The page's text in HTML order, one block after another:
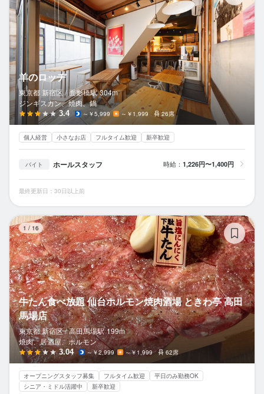
羊のロッヂ
東京都 新宿区 / 面影橋駅 304m
ジンギスカン、焼肉、鍋
3.4 ～￥5,999 ～￥1,999 26席
個人経営 小さなお店 フルタイム歓迎 新卒歓迎
バイト ホールスタッフ 時給： 1,226円〜1,400円
最終更新日：30日以上前
1 / 16
牛たん食べ放題 仙台ホルモン焼肉酒場 ときわ亭 高田
馬場店
東京都 新宿区 / 高田馬場駅 199m
焼肉、居酒屋、ホルモン
3.04 ～￥2,999 ～￥1,999 62席
オープニングスタッフ募集 フルタイム歓迎
平日のみ勤務OK
シニア・ミドル活躍中
新卒歓迎